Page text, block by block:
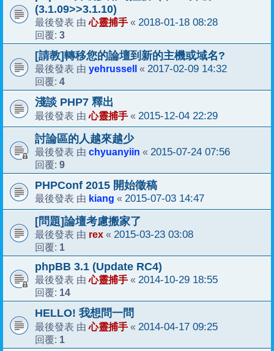
(3.1.09>>3.1.10)
最後發表 由心靈捕手 « 2018-01-18 08:28
回覆: 3
[請教]轉移您的論壇到新的主機或域名?
最後發表 由 yehrussell « 2017-02-09 14:32
回覆: 4
淺談 PHP7 釋出
最後發表 由心靈捕手 « 2015-12-04 22:29
討論區的人越來越少
最後發表 由 chyuanyiin « 2015-07-24 07:56
回覆: 9
PHPConf 2015 開始徵稿
最後發表 由 kiang « 2015-07-03 14:47
[問題]論壇考慮搬家了
最後發表 由 rex « 2015-03-23 03:08
回覆: 1
phpBB 3.1 (Update RC4)
最後發表 由心靈捕手 « 2014-10-29 18:55
回覆: 14
HELLO! 我想問一問
最後發表 由心靈捕手 « 2014-04-17 09:25
回覆: 1